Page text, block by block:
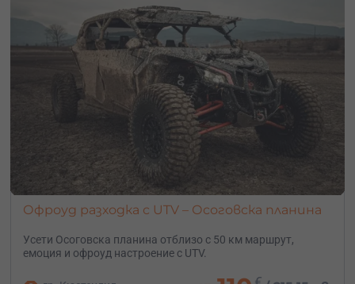
Офроуд разходка с UTV – Осоговска планина
Усети Осоговска планина отблизо с 50 км маршрут,
емоция и офроуд настроение с UTV.